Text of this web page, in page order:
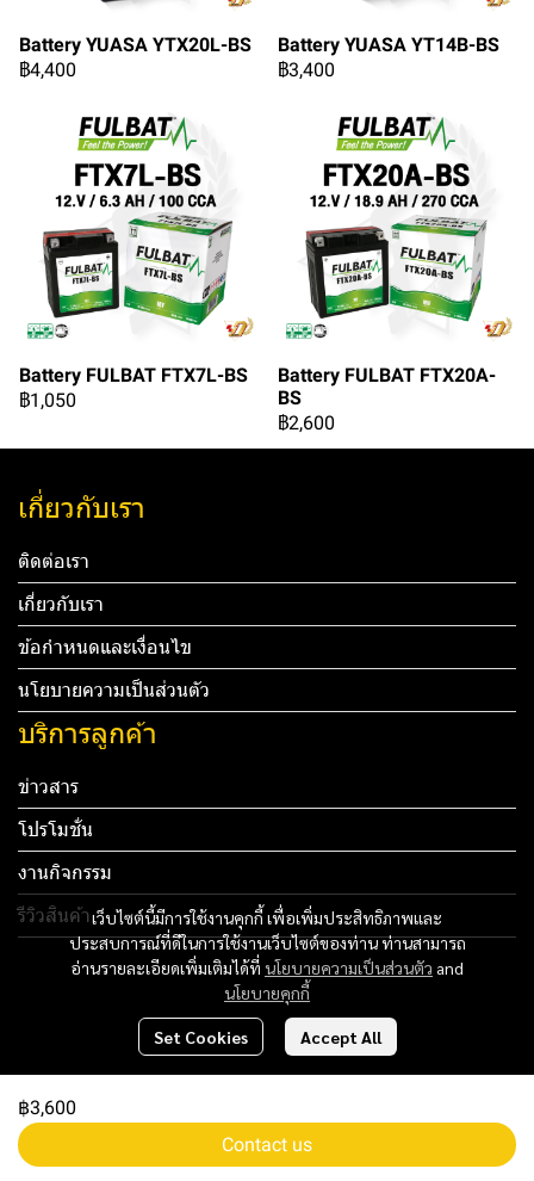
Battery YUASA YTX20L-BS
฿4,400
Battery YUASA YT14B-BS
฿3,400
Battery FULBAT FTX7L-BS
฿1,050
Battery FULBAT FTX20A-
BS
฿2,600
฿3,600
Contact us
เว็บไซต์นี้มีการใช้งานคุกกี้ เพื่อเพิ่มประสิทธิภาพและ
ประสบการณ์ที่ดีในการใช้งานเว็บไซต์ของท่าน ท่านสามารถ
อ่านรายละเอียดเพิ่มเติมได้ที่ นโยบายความเป็นส่วนตัว and
นโยบายคุกกี้
Set Cookies Accept All
เกี่ยวกับเรา
ติดต่อเรา
เกี่ยวกับเรา
ข้อกำหนดและเงื่อนไข
นโยบายความเป็นส่วนตัว
บริการลูกค้า
ข่าวสาร
โปรโมชั่น
งานกิจกรรม
รีวิวสินค้า
Tel: 012 345 67890 Email: mail@yourdomain.com
Copyright 2024 | All Rights Reserved | Powered by MWE
Powered By MakeWebEasy